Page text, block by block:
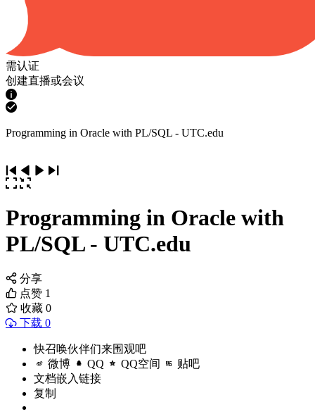
需认证
创建直播或会议
Programming in Oracle with PL/SQL - UTC.edu
Programming in Oracle with
PL/SQL - UTC.edu
分享
点赞 1
收藏 0
下载 0
快召唤伙伴们来围观吧
微博 QQ QQ空间 贴吧
文档嵌入链接
复制